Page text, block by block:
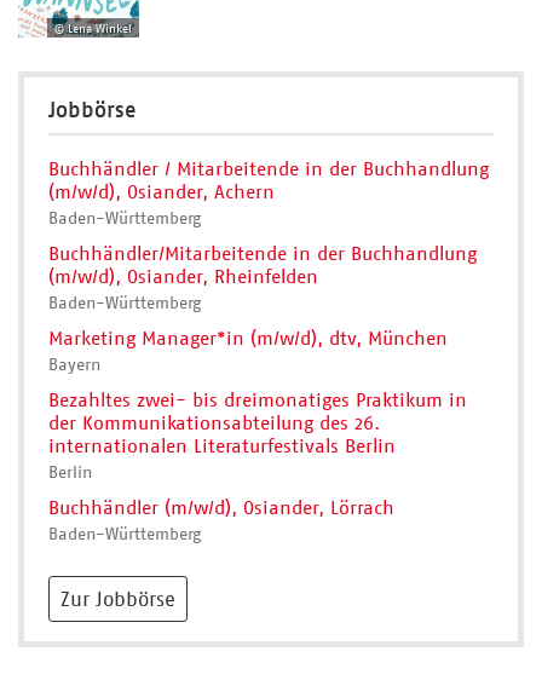
© Lena Winkel
Jobbörse
Buchhändler / Mitarbeitende in der Buchhandlung
(m/w/d), Osiander, Achern
Baden-Württemberg
Buchhändler/Mitarbeitende in der Buchhandlung
(m/w/d), Osiander, Rheinfelden
Baden-Württemberg
Marketing Manager*in (m/w/d), dtv, München
Bayern
Bezahltes zwei- bis dreimonatiges Praktikum in
der Kommunikationsabteilung des 26.
internationalen Literaturfestivals Berlin
Berlin
Buchhändler (m/w/d), Osiander, Lörrach
Baden-Württemberg
Zur Jobbörse